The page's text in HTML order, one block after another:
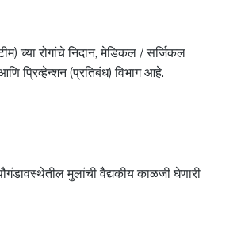
च्या रोगांचे निदान, मेडिकल / सर्जिकल
प्रिव्हेन्शन (प्रतिबंध) विभाग आहे.
मुलांची वैद्यकीय काळजी घेणारी